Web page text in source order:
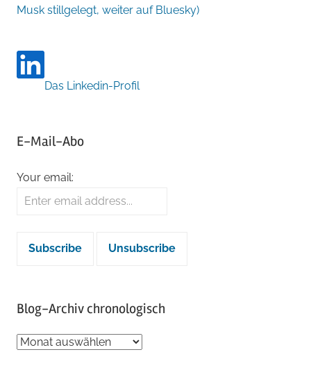
Musk stillgelegt, weiter auf Bluesky)
Das Linkedin-Profil
E-Mail-Abo
Your email:
Blog-Archiv chronologisch
Blog-